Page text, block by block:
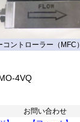
コントローラー（MFC）
4VQ
お問い合わせ